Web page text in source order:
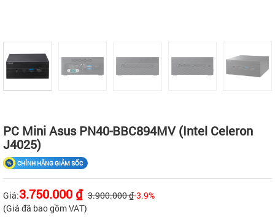
PC Mini Asus PN40-BBC894MV (Intel Celeron
J4025)
CHÍNH HÃNG GIẢM SỐC
Giá:3.750.000 ₫ 3.900.000 ₫-3.9%
(Giá đã bao gồm VAT)